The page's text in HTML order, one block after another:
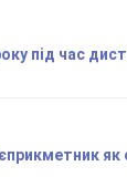
під час